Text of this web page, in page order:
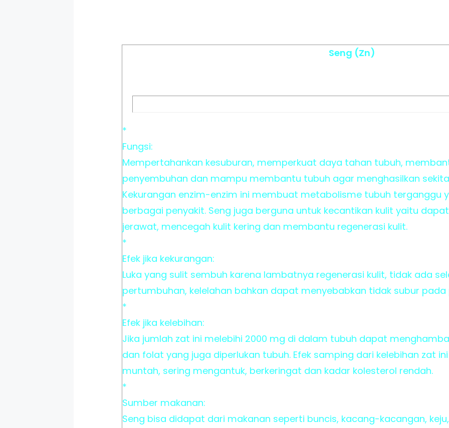
Seng (Zn)
*
Fungsi:
Mempertahankan kesuburan, memperkuat daya tahan tubuh,
penyembuhan dan mampu membantu tubuh agar menghasilkan
Kekurangan enzim-enzim ini membuat metabolisme tubuh terganggu
berbagai penyakit. Seng juga berguna untuk kecantikan kulit yaitu
jerawat, mencegah kulit kering dan membantu regenerasi kulit.
*
Efek jika kekurangan:
Luka yang sulit sembuh karena lambatnya regenerasi kulit, tidak ada
pertumbuhan, kelelahan bahkan dapat menyebabkan tidak subur pada
*
Efek jika kelebihan:
Jika jumlah zat ini melebihi 2000 mg di dalam tubuh dapat
dan folat yang juga diperlukan tubuh. Efek samping dari kelebihan zat
muntah, sering mengantuk, berkeringat dan kadar kolesterol rendah.
*
Sumber makanan:
Seng bisa didapat dari makanan seperti buncis, kacang-kacangan,